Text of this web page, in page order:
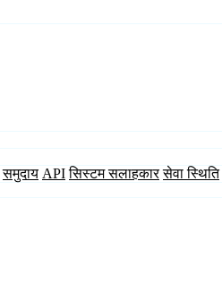
समुदाय API सिस्टम सलाहकार सेवा स्थिति